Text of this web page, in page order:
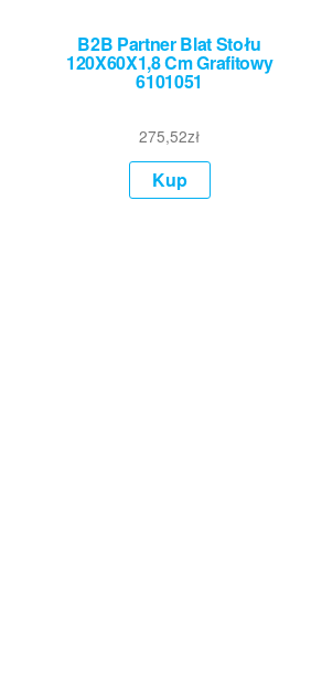
B2B Partner Blat Stołu
120X60X1,8 Cm Grafitowy
6101051
275,52zł
Kup